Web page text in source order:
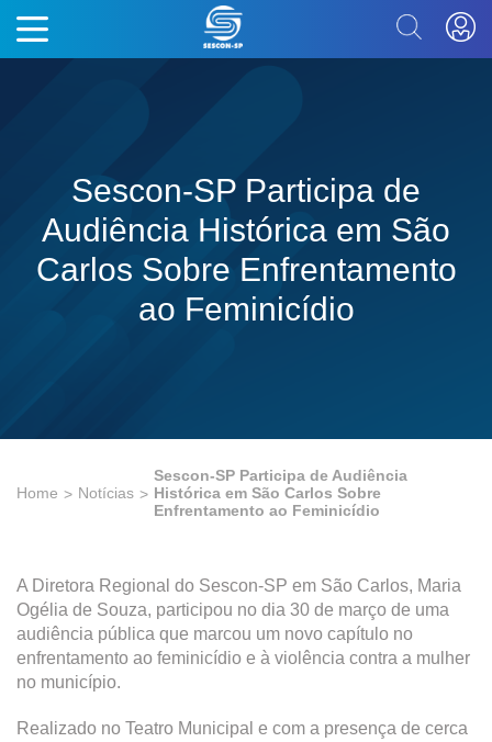
Sescon-SP Participa de
Audiência Histórica em São
Carlos Sobre Enfrentamento
ao Feminicídio
Home Notícias
Sescon-SP Participa de Audiência
Histórica em São Carlos Sobre
Enfrentamento ao Feminicídio
A Diretora Regional do Sescon-SP em São Carlos, Maria
Ogélia de Souza, participou no dia 30 de março de uma
audiência pública que marcou um novo capítulo no
enfrentamento ao feminicídio e à violência contra a mulher
no município.
Realizado no Teatro Municipal e com a presença de cerca